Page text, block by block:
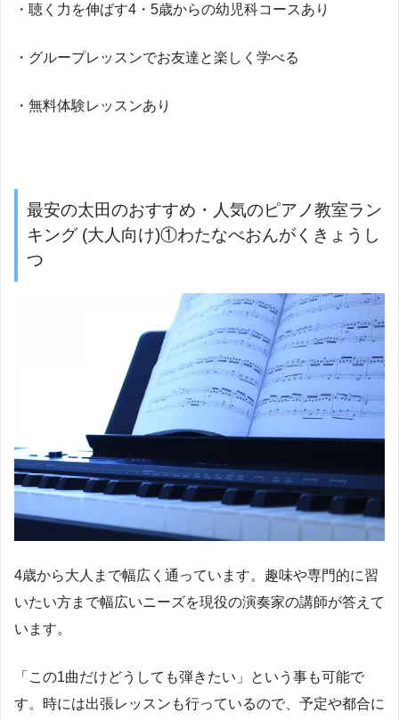
・聴く力を伸ばす4・5歳からの幼児科コースあり
・グループレッスンでお友達と楽しく学べる
・無料体験レッスンあり
最安の太田のおすすめ・人気のピアノ教室ラン
キング (大人向け)①わたなべおんがくきょうし
つ
4歳から大人まで幅広く通っています。趣味や専門的に習
いたい方まで幅広いニーズを現役の演奏家の講師が答えて
います。
「この1曲だけどうしても弾きたい」という事も可能で
す。時には出張レッスンも行っているので、予定や都合に